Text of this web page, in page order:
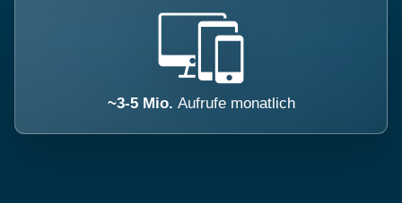
~3-5 Mio. Aufrufe monatlich